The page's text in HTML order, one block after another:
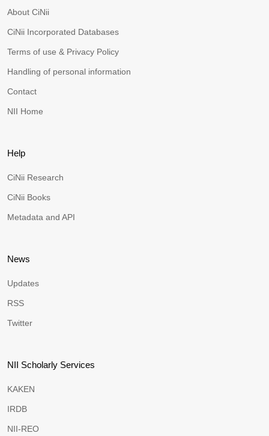
About CiNii
CiNii Incorporated Databases
Terms of use & Privacy Policy
Handling of personal information
Contact
NII Home
Help
CiNii Research
CiNii Books
Metadata and API
News
Updates
RSS
Twitter
NII Scholarly Services
KAKEN
IRDB
NII-REO